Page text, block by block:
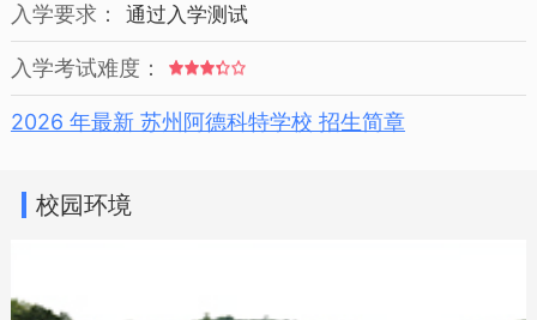
入学要求： 通过入学测试
入学考试难度：
2026 年最新 苏州阿德科特学校 招生简章
校园环境